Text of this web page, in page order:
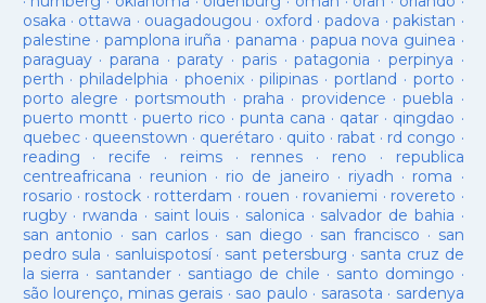
osaka · ottawa · ouagadougou · oxford ·padova ·pakistan ·
palestine · pamplona iruña · panama · papua nova guinea ·
paraguay· parana ·paraty · paris·patagonia · perpinya ·
perth ·philadelphia · phoenix·pilipinas ·portland · porto ·
porto alegre ·portsmouth ·praha · providence ·puebla ·
puerto montt· puerto rico ·punta cana · qatar · qingdao ·
quebec· queenstown · querétaro · quito · rabat · rd congo ·
reading · recife · reims· rennes · reno · republica
centreafricana · reunion · rio de janeiro · riyadh · roma ·
rosario · rostock · rotterdam · rouen · rovaniemi · rovereto ·
rugby· rwanda · saint louis · salonica · salvador de bahia ·
san antonio · san carlos· san diego · san francisco · san
pedro sula · sanluispotosí· sant petersburg · santa cruz de
la sierra · santander · santiago de chile · santo domingo ·
são lourenço, minas gerais · sao paulo · sarasota · sardenya